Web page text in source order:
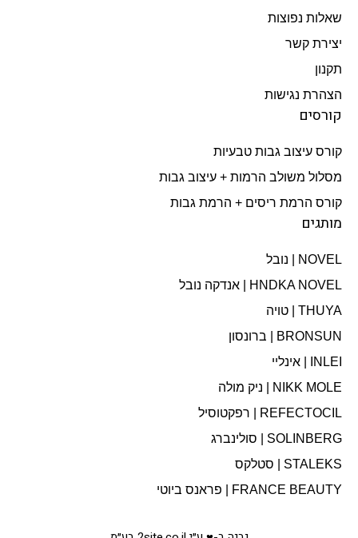
שאלות נפוצות
יצירת קשר
תקנון
הצהרת נגישות
קורסים
קורס עיצוב גבות טבעיות
מסלול משולב הרמות + עיצוב גבות​
קורס הרמת ריסים + הרמת גבות
מותגים
NOVEL | נובל
HNDKA NOVEL | אנדקה נובל
THUYA | טויה
BRONSUN | ברונסון
INLEI | אינליי
NIKK MOLE | ניק מולה
REFECTOCIL | רפקטוסיל
SOLINBERG | סולינברג
STALEKS | סטלקס
FRANCE BEAUTY | פראנס ביוטי